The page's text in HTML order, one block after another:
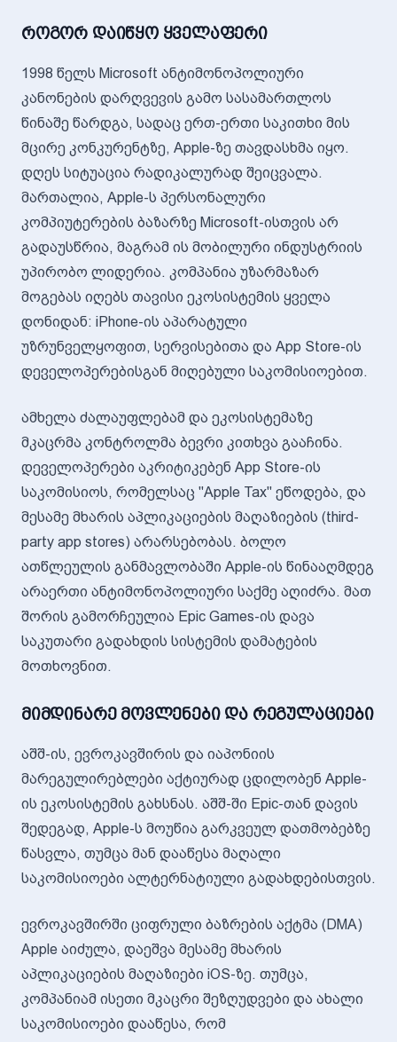
როგორ დაიწყო ყველაფერი
1998 წელს Microsoft ანტიმონოპოლიური
კანონების დარღვევის გამო სასამართლოს
წინაშე წარდგა, სადაც ერთ-ერთი საკითხი მის
მცირე კონკურენტზე, Apple-ზე თავდასხმა იყო.
დღეს სიტუაცია რადიკალურად შეიცვალა.
მართალია, Apple-ს პერსონალური
კომპიუტერების ბაზარზე Microsoft-ისთვის არ
გადაუსწრია, მაგრამ ის მობილური ინდუსტრიის
უპირობო ლიდერია. კომპანია უზარმაზარ
მოგებას იღებს თავისი ეკოსისტემის ყველა
დონიდან: iPhone-ის აპარატული
უზრუნველყოფით, სერვისებითა და App Store-ის
დეველოპერებისგან მიღებული საკომისიოებით.
ამხელა ძალაუფლებამ და ეკოსისტემაზე
მკაცრმა კონტროლმა ბევრი კითხვა გააჩინა.
დეველოპერები აკრიტიკებენ App Store-ის
საკომისიოს, რომელსაც "Apple Tax" ეწოდება, და
მესამე მხარის აპლიკაციების მაღაზიების (third-
party app stores) არარსებობას. ბოლო
ათწლეულის განმავლობაში Apple-ის წინააღმდეგ
არაერთი ანტიმონოპოლიური საქმე აღიძრა. მათ
შორის გამორჩეულია Epic Games-ის დავა
საკუთარი გადახდის სისტემის დამატების
მოთხოვნით.
მიმდინარე მოვლენები და რეგულაციები
აშშ-ის, ევროკავშირის და იაპონიის
მარეგულირებლები აქტიურად ცდილობენ Apple-
ის ეკოსისტემის გახსნას. აშშ-ში Epic-თან დავის
შედეგად, Apple-ს მოუწია გარკვეულ დათმობებზე
წასვლა, თუმცა მან დააწესა მაღალი
საკომისიოები ალტერნატიული გადახდებისთვის.
ევროკავშირში ციფრული ბაზრების აქტმა (DMA)
Apple აიძულა, დაეშვა მესამე მხარის
აპლიკაციების მაღაზიები iOS-ზე. თუმცა,
კომპანიამ ისეთი მკაცრი შეზღუდვები და ახალი
საკომისიოები დააწესა, რომ